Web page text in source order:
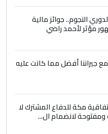
5
علي ماما يسقط
ومن اصول عريقة
صدام حسين سل
النجوم.. جوائز مالية
مؤثر لأحمد راضي
مع جيراننا أفضل مما كانت عليه
مكة للدفاع المشترك لا
لانضمام ال...